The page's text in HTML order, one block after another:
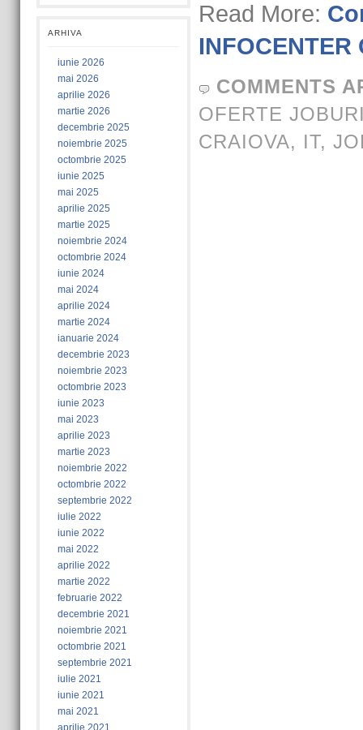
ARHIVA
iunie 2026
mai 2026
aprilie 2026
martie 2026
decembrie 2025
noiembrie 2025
octombrie 2025
iunie 2025
mai 2025
aprilie 2025
martie 2025
noiembrie 2024
octombrie 2024
iunie 2024
mai 2024
aprilie 2024
martie 2024
ianuarie 2024
decembrie 2023
noiembrie 2023
octombrie 2023
iunie 2023
mai 2023
aprilie 2023
martie 2023
noiembrie 2022
octombrie 2022
septembrie 2022
iulie 2022
iunie 2022
mai 2022
aprilie 2022
martie 2022
februarie 2022
decembrie 2021
noiembrie 2021
octombrie 2021
septembrie 2021
iulie 2021
iunie 2021
mai 2021
aprilie 2021
Read More:
INFOCENTER
COMMENTS
OFERTE
CRAIOVA, IT,